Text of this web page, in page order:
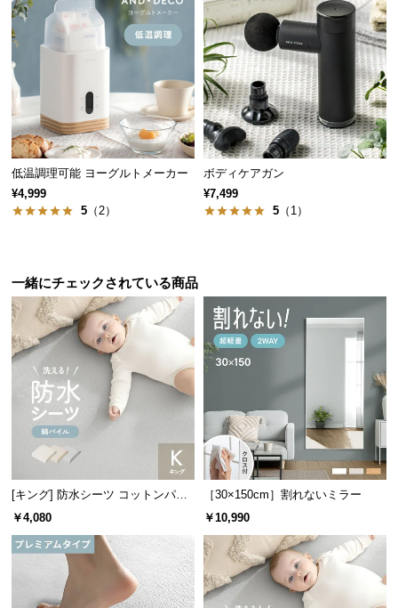
約
に
つ
い
て
様
サ
ポ
ー
ト
せ
ブ
低温調理可能 ヨーグルトメーカー
¥4,999
5 （2）
ボディケアガン
¥7,499
5 （1）
一緒にチェックされている商品
[キング] 防水シーツ コットンパイ
ル
￥4,080
［30×150cm］割れないミラー
￥10,990